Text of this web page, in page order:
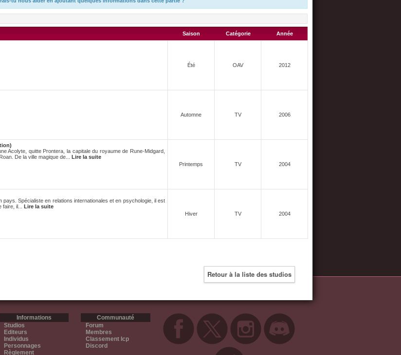
Saison Catégorie Année
Été OAV 2012
Automne TV 2006
Acolyte, quitte Prontera, la capitale du royaume de Rune-Midgard,
De la ville magique de... Lire la suite
Printemps
TV 2004
Spécialiste en relations internationales et en psychologie, il est
faire, il... Lire la suite
Hiver
TV 2004
Retour à la liste des studios
Informations
Studios
Editeurs
Individus
Personnages
Règlement
Communauté
Forum
Membres
Classement Icp
Discord